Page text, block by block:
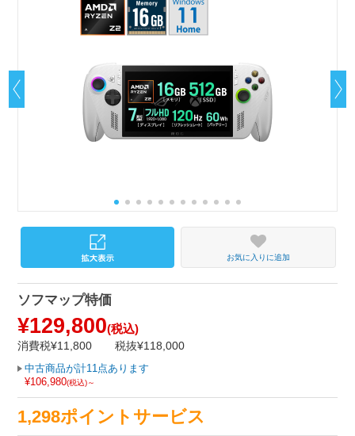
お気に入りに追加
ソフマップ特価
¥129,800(税込)
消費税¥11,800 税抜¥118,000
中古商品が計11点あります
¥106,980(税込)～
1,298ポイントサービス